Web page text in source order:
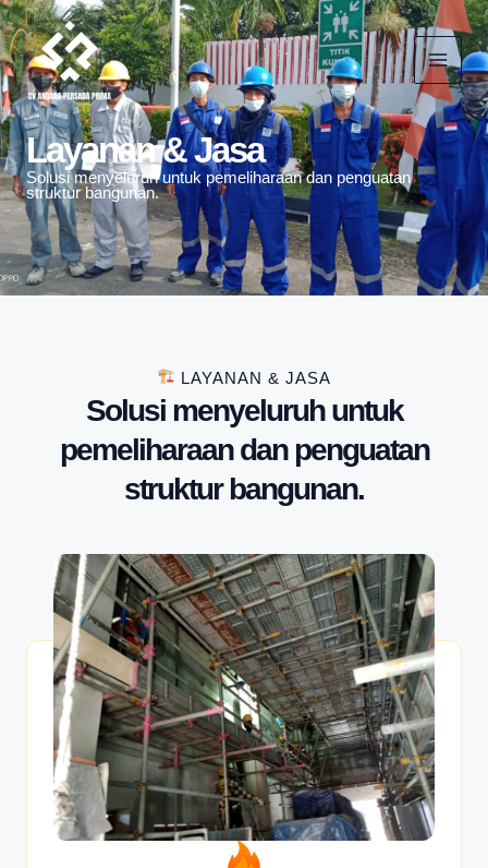
Skip
to
content
Main
Menu
Layanan & Jasa
Solusi menyeluruh untuk pemeliharaan dan penguatan
struktur bangunan.
LAYANAN & JASA
Solusi menyeluruh untuk
pemeliharaan dan penguatan
struktur bangunan.